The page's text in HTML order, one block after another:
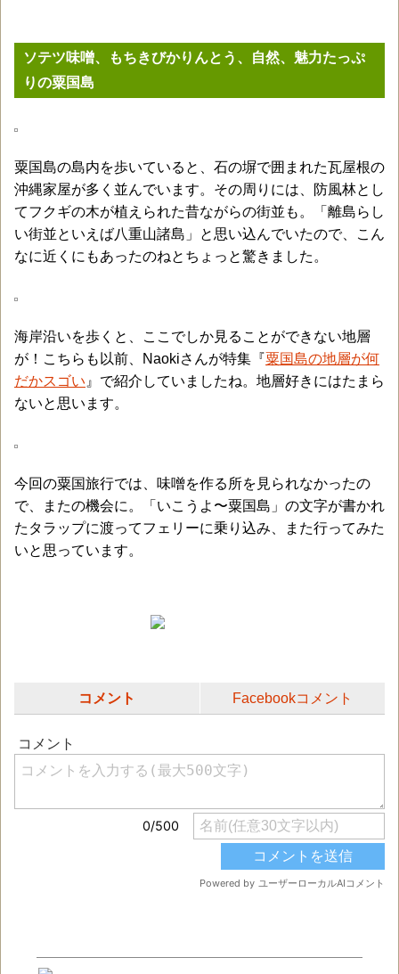
ソテツ味噌、もちきびかりんとう、自然、魅力たっぷ
りの粟国島
粟国島の島内を歩いていると、石の塀で囲まれた瓦屋根の
沖縄家屋が多く並んでいます。その周りには、防風林とし
てフクギの木が植えられた昔ながらの街並も。「離島らし
い街並といえば八重山諸島」と思い込んでいたので、こん
なに近くにもあったのねとちょっと驚きました。
海岸沿いを歩くと、ここでしか見ることができない地層
が！こちらも以前、Naokiさんが特集『粟国島の地層が何
だかスゴい 』で紹介していましたね。地層好きにはたまら
ないと思います。
今回の粟国旅行では、味噌を作る所を見られなかったの
で、またの機会に。「いこうよ〜粟国島」の文字が書かれ
たタラップに渡ってフェリーに乗り込み、また行ってみた
いと思っています。
コメント Facebookコメント